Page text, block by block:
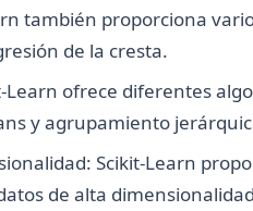
también proporciona
de la cresta.
Learn ofrece diferentes
y agrupamiento
Scikit-Learn
de alta